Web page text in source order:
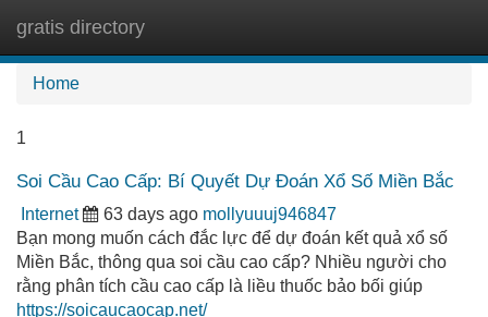
gratis directory
Home
1
Soi Cầu Cao Cấp: Bí Quyết Dự Đoán Xổ Số Miền Bắc
Internet 63 days ago mollyuuuj946847
Bạn mong muốn cách đắc lực để dự đoán kết quả xổ số
Miền Bắc, thông qua soi cầu cao cấp? Nhiều người cho
rằng phân tích cầu cao cấp là liều thuốc bảo bối giúp
https://soicaucaocap.net/